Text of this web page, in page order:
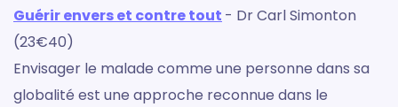
Guérir envers et contre tout - Dr Carl Simonton
(23€40)
Envisager le malade comme une personne dans sa
globalité est une approche reconnue dans le